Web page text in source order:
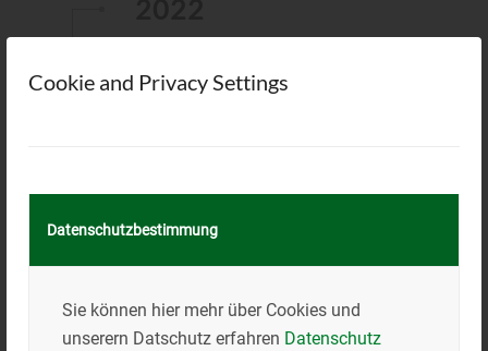
Cookie and Privacy Settings
Datenschutzbestimmung
Sie können hier mehr über Cookies und
unserern Datschutz erfahren Datenschutz
Leichtstoffabscheideanlage